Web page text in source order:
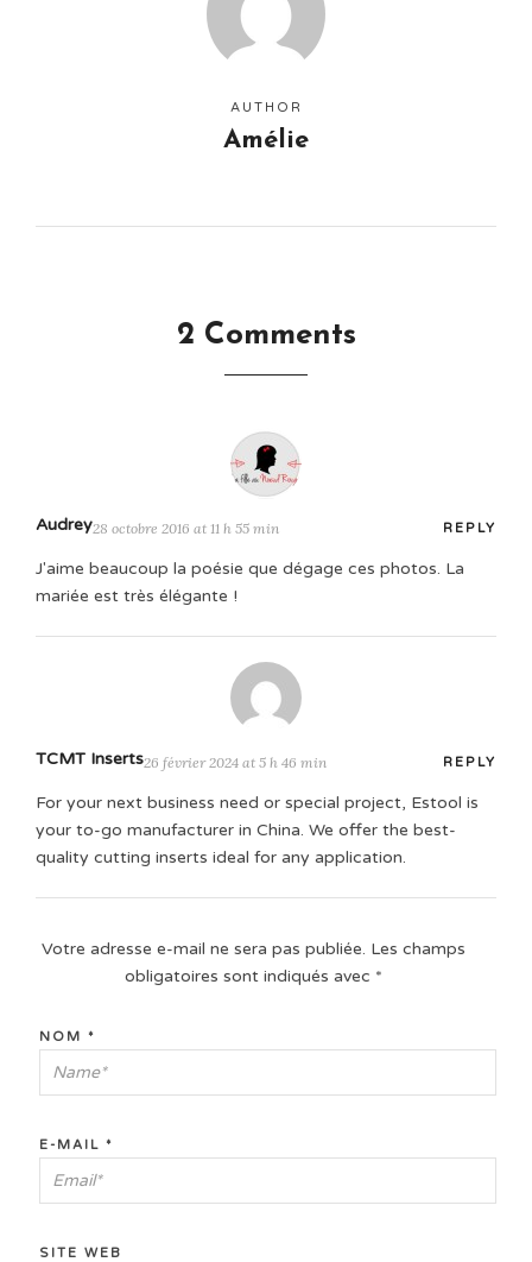
AUTHOR
Amélie
2 Comments
Audrey28 octobre 2016 at 11 h 55 min REPLY
J'aime beaucoup la poésie que dégage ces photos. La
mariée est très élégante !
TCMT Inserts26 février 2024 at 5 h 46 min REPLY
For your next business need or special project, Estool is
your to-go manufacturer in China. We offer the best-
quality cutting inserts ideal for any application.
Votre adresse e-mail ne sera pas publiée. Les champs
obligatoires sont indiqués avec *
NOM *
E-MAIL *
SITE WEB